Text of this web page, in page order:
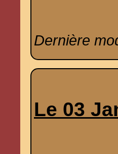
Dernière
Le 03